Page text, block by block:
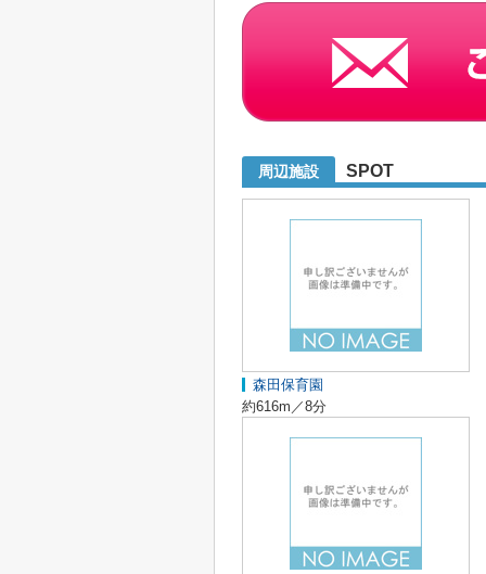
周辺施設 SPOT
森田保育園
約616m／8分